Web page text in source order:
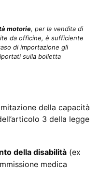
motorie, per la vendita di
da officine, è sufficiente
di importazione gli
sulla bolletta
della capacità
3 della legge
della disabilità (ex
medica